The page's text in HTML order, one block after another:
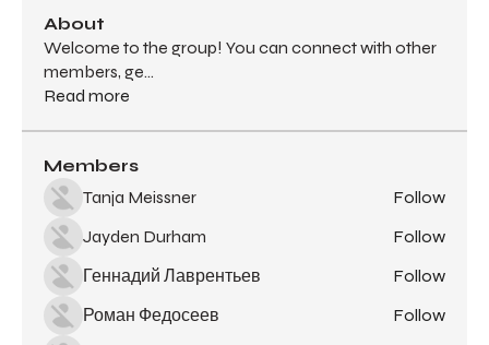
About
Welcome to the group! You can connect with other
members, ge...
Read more
Members
Tanja Meissner
Follow
Jayden Durham
Follow
Геннадий Лаврентьев
Follow
Роман Федосеев
Follow